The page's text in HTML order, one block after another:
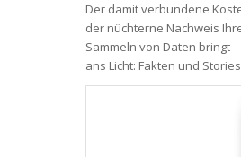
Der damit verbundene
der nüchterne Nachweis
Sammeln von Daten bringt
ans Licht: Fakten und